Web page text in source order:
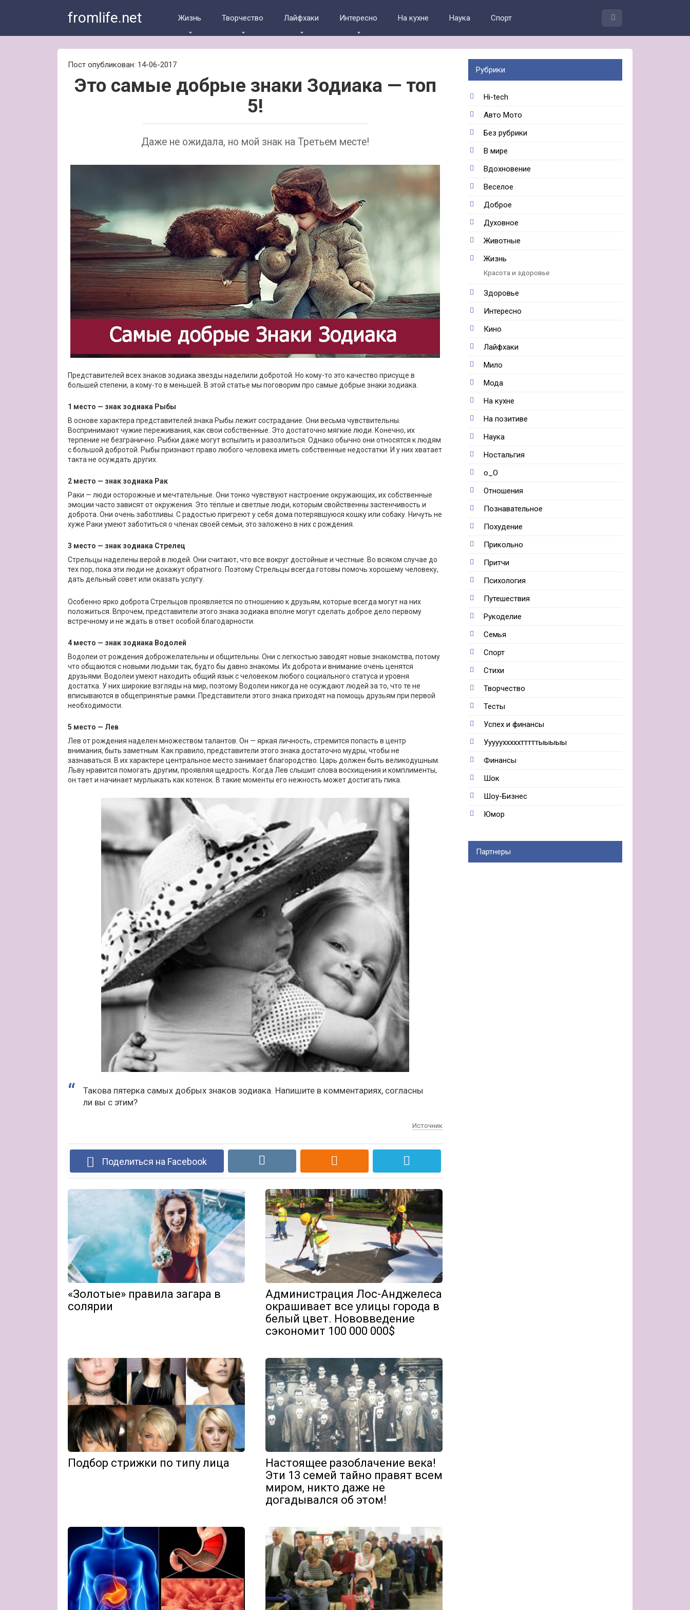
fromlife.net Жизнь Творчество Лайфхаки Интересно На кухне Наука Спорт
Пост опубликован: 14-06-2017
Это самые добрые знаки Зодиака — топ
5!
Даже не ожидала, но мой знак на Третьем месте!
Представителей всех знаков зодиака звезды наделили добротой. Но кому-то это качество присуще в
большей степени, а кому-то в меньшей. В этой статье мы поговорим про самые добрые знаки зодиака.
1 место — знак зодиака Рыбы
В основе характера представителей знака Рыбы лежит сострадание. Они весьма чувствительны.
Воспринимают чужие переживания, как свои собственные. Это достаточно мягкие люди. Конечно, их
терпение не безгранично. Рыбки даже могут вспылить и разозлиться. Однако обычно они относятся к людям
с большой добротой. Рыбы признают право любого человека иметь собственные недостатки. И у них хватает
такта не осуждать других.
2 место — знак зодиака Рак
Раки — люди осторожные и мечтательные. Они тонко чувствуют настроение окружающих, их собственные
эмоции часто зависят от окружения. Это тёплые и светлые люди, которым свойственны застенчивость и
доброта. Они очень заботливы. С радостью пригреют у себя дома потерявшуюся кошку или собаку. Ничуть не
хуже Раки умеют заботиться о членах своей семьи, это заложено в них с рождения.
3 место — знак зодиака Стрелец
Стрельцы наделены верой в людей. Они считают, что все вокруг достойные и честные. Во всяком случае до
тех пор, пока эти люди не докажут обратного. Поэтому Стрельцы всегда готовы помочь хорошему человеку,
дать дельный совет или оказать услугу.
Особенно ярко доброта Стрельцов проявляется по отношению к друзьям, которые всегда могут на них
положиться. Впрочем, представители этого знака зодиака вполне могут сделать доброе дело первому
встречному и не ждать в ответ особой благодарности.
4 место — знак зодиака Водолей
Водолеи от рождения доброжелательны и общительны. Они с легкостью заводят новые знакомства, потому
что общаются с новыми людьми так, будто бы давно знакомы. Их доброта и внимание очень ценятся
друзьями. Водолеи умеют находить общий язык с человеком любого социального статуса и уровня
достатка. У них широкие взгляды на мир, поэтому Водолеи никогда не осуждают людей за то, что те не
вписываются в общепринятые рамки. Представители этого знака приходят на помощь друзьям при первой
необходимости.
5 место — Лев
Лев от рождения наделен множеством талантов. Он — яркая личность, стремится попасть в центр
внимания, быть заметным. Как правило, представители этого знака достаточно мудры, чтобы не
зазнаваться. В их характере центральное место занимает благородство. Царь должен быть великодушным.
Льву нравится помогать другим, проявляя щедрость. Когда Лев слышит слова восхищения и комплименты,
он тает и начинает мурлыкать как котенок. В такие моменты его нежность может достигать пика.
Такова пятерка самых добрых знаков зодиака. Напишите в комментариях, согласны
ли вы с этим?
Источник
Поделиться на Facebook
«Золотые» правила загара в
солярии
Администрация Лос-Анджелеса
окрашивает все улицы города в
белый цвет. Нововведение
сэкономит 100 000 000$
Подбор стрижки по типу лица
Настоящее разоблачение века!
Эти 13 семей тайно правят всем
миром, никто даже не
догадывался об этом!
Рубрики
Hi-tech
Авто Мото
Без рубрики
В мире
Вдохновение
Веселое
Доброе
Духовное
Животные
Жизнь
Красота и здоровье
Здоровье
Интересно
Кино
Лайфхаки
Мило
Мода
На кухне
На позитиве
Наука
Ностальгия
о_О
Отношения
Познавательное
Похудение
Прикольно
Притчи
Психология
Путешествия
Рукоделие
Семья
Спорт
Стихи
Творчество
Тесты
Успех и финансы
Ууууухххххтттттыыыыы
Финансы
Шок
Шоу-Бизнес
Юмор
Партнеры